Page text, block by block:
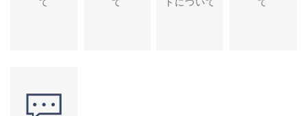
て
て
トについて
て